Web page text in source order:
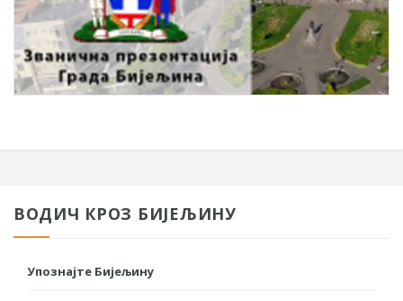
ВОДИЧ КРОЗ БИЈЕЉИНУ
Упознајте Бијељину